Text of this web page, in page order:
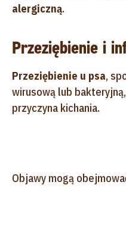
alergiczną.
Przeziębienie i
Przeziębienie u psa,
wirusową lub
przyczyna kichania.
Objawy mogą